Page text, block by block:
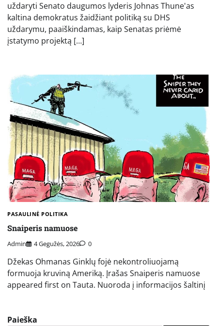
uždaryti Senato daugumos lyderis Johnas Thune'as
kaltina demokratus žaidžiant politiką su DHS
uždarymu, paaiškindamas, kaip Senatas priėmė
įstatymo projektą […]
PASAULINĖ POLITIKA
Snaiperis namuose
Admin 4 Gegužės, 2026 0
Džekas Ohmanas Ginklų fojė nekontroliuojamą
formuoja kruviną Ameriką. Įrašas Snaiperis namuose
appeared first on Tauta. Nuoroda į informacijos šaltinį
Paieška